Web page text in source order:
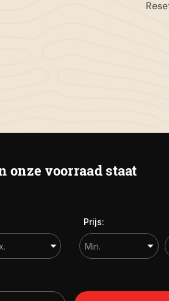
onze voorraad staat
Prijs: